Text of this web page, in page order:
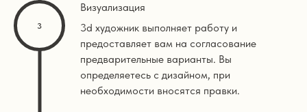
Визуализация
3d художник выполняет работу и
предоставляет вам на согласование
предварительные варианты. Вы
определяетесь с дизайном, при
необходимости вносятся правки.